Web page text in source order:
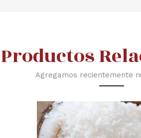
Productos
Agregamos recientemente